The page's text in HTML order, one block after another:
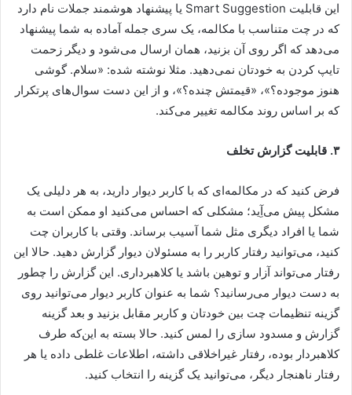
این قابلیت Smart Suggestion یا پیشنهاد هوشمند جملات نام دارد
که در چت متناسب با مکالمه، یک سری جمله آماده به شما پیشنهاد
می‌دهد که اگر روی آن بزنید، همان ارسال می‌شود و دیگر زحمت
تایپ کردن به خودتان نمی‌دهید. مثلا نوشته شده: «سلام. گوشی
هنوز موجوده؟»، «قیمتش چنده؟»، و از این دست سوال‌های پرتکرار
که بر اساس روند مکالمه تغییر می‌کند.
۳. قابلیت گزارش تخلف
فرض کنید که در مکالمه‌ای که با کاربر دیوار دارید، به هر دلیلی یک
مشکل پیش می‌آِید؛ مشکلی که احساس می‌کنید او ممکن است به
شما یا افراد دیگری مثل شما آسیب برساند. وقتی با کاربران چت
کنید، می‌توانید رفتار کاربر را به مسئولان دیوار گزارش دهید. حالا این
رفتار می‌تواند آزار و توهین باشد یا کلاهبرداری. این گزارش را چطور
به دست دیوار می‌رسانید؟ شما به عنوان کاربر دیوار می‌توانید روی
گزینه تنظیمات چت بین خودتان و کاربر مقابل بزنید و بعد گزینه
گزارش و مسدود سازی را لمس کنید. حالا بسته به این‌که طرف
کلاهبردار بوده، رفتار غیراخلاقی داشته، اطلاعات غلطی داده یا هر
رفتار ناهنجار دیگر، می‌توانید یک گزینه را انتخاب کنید.